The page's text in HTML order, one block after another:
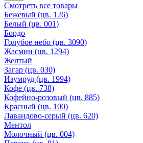
Смотреть все товары
Бежевый (цв. 126)
Белый (цв. 001)
Бордо
Голубое небо (цв. 3090)
Жасмин (цв. 1294)
Желтый
Загар (цв. 030)
Изумруд (цв. 1994)
Кофе (цв. 738)
Кофейно-розовый (цв. 885)
Красный (цв. 100)
Лавандово-серый (цв. 620)
Ментол
Молочный (цв. 004)